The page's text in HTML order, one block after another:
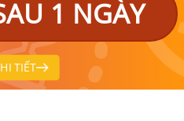
1 NGÀY
TIẾT